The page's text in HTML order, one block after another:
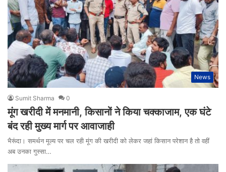
News
Sumit Sharma 0
मूंग खरीदी में मनमानी, किसानों ने किया चक्काजाम, एक घंटे
बंद रही मुख्य मार्ग पर आवाजाही
भैरूंदा। समर्थन मूल्य पर चल रही मूंग की खरीदी को लेकर जहां किसान परेशान है तो वहीं
अब उनका गुस्सा…